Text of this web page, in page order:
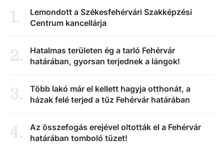
1.
Lemondott a Székesfehérvári Szakképzési
Centrum kancellárja
2.
Hatalmas területen ég a tarló Fehérvár
határában, gyorsan terjednek a lángok!
3.
Több lakó már el kellett hagyja otthonát, a
házak felé terjed a tűz Fehérvár határában
4.
Az összefogás erejével oltották el a Fehérvár
határában tomboló tüzet!